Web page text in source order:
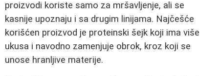
proizvodi koriste samo za mršavljenje, ali se
kasnije upoznaju i sa drugim linijama. Najčešće
korišćen proizvod je proteinski šejk koji ima više
ukusa i navodno zamenjuje obrok, kroz koji se
unose hranljive materije.